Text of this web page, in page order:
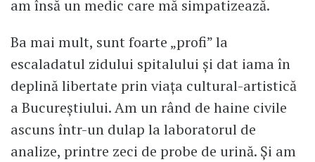
am însă un medic care mă simpatizează.
Ba mai mult, sunt foarte „profi” la
escaladatul zidului spitalului și dat iama în
deplină libertate prin viața cultural-artistică
a Bucureștiului. Am un rând de haine civile
ascuns într-un dulap la laboratorul de
analize, printre zeci de probe de urină. Și am